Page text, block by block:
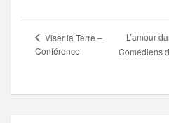
Viser la Terre –
Conférence
L’amour
Comédiens